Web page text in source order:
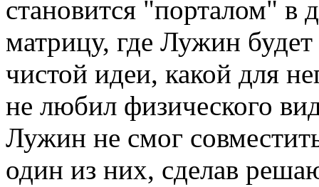
становится "порталом" в
матрицу, где Лужин
чистой идеи, какой для
не любил физического
Лужин не смог
один из них, сделав